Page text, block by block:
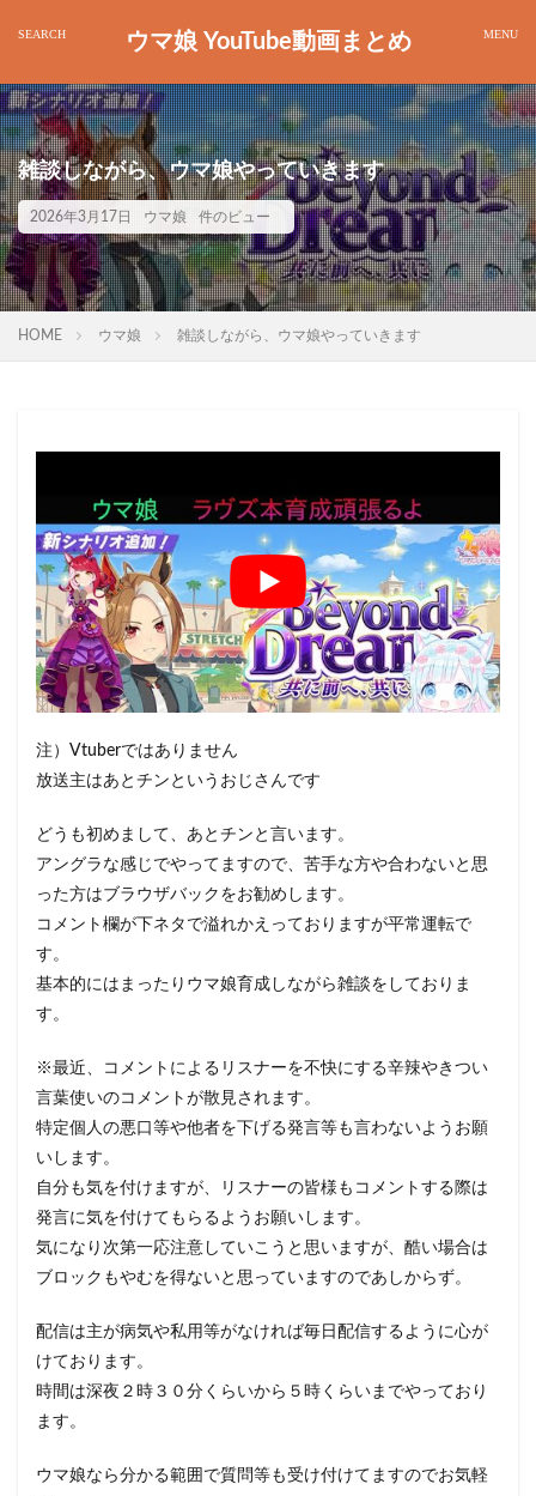
ウマ娘 YouTube動画まとめ
雑談しながら、ウマ娘やっていきます
2026年3月17日 ウマ娘 件のビュー
HOME ウマ娘 雑談しながら、ウマ娘やっていきます
注）Vtuberではありません
放送主はあとチンというおじさんです
どうも初めまして、あとチンと言います。
アングラな感じでやってますので、苦手な方や合わないと思
った方はブラウザバックをお勧めします。
コメント欄が下ネタで溢れかえっておりますが平常運転で
す。
基本的にはまったりウマ娘育成しながら雑談をしておりま
す。
※最近、コメントによるリスナーを不快にする辛辣やきつい
言葉使いのコメントが散見されます。
特定個人の悪口等や他者を下げる発言等も言わないようお願
いします。
自分も気を付けますが、リスナーの皆様もコメントする際は
発言に気を付けてもらるようお願いします。
気になり次第一応注意していこうと思いますが、酷い場合は
ブロックもやむを得ないと思っていますのであしからず。
配信は主が病気や私用等がなければ毎日配信するように心が
けております。
時間は深夜２時３０分くらいから５時くらいまでやっており
ます。
ウマ娘なら分かる範囲で質問等も受け付けてますのでお気軽